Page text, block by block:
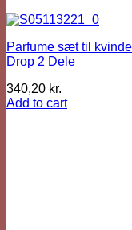
Parfume sæt til
Drop 2 Dele
340,20 kr.
Add to cart